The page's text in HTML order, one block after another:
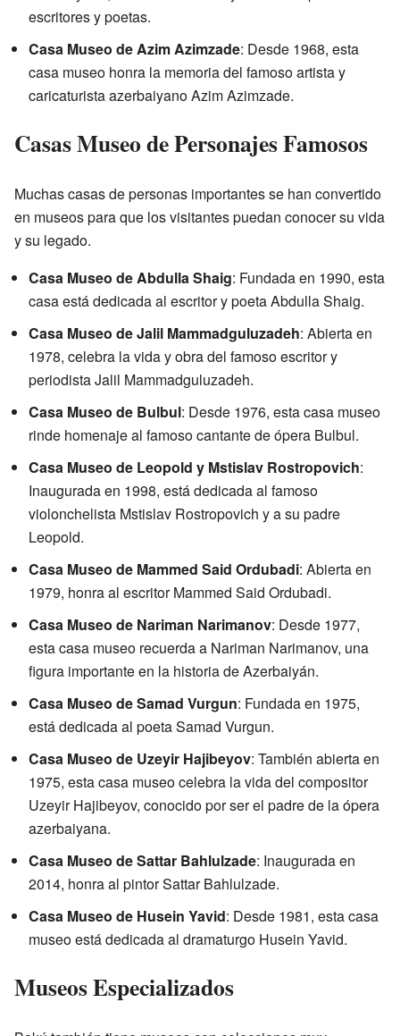
escritores y poetas.
Casa Museo de Azim Azimzade: Desde 1968, esta
casa museo honra la memoria del famoso artista y
caricaturista azerbaiyano Azim Azimzade.
Casas Museo de Personajes Famosos
Muchas casas de personas importantes se han convertido
en museos para que los visitantes puedan conocer su vida
y su legado.
Casa Museo de Abdulla Shaig: Fundada en 1990, esta
casa está dedicada al escritor y poeta Abdulla Shaig.
Casa Museo de Jalil Mammadguluzadeh: Abierta en
1978, celebra la vida y obra del famoso escritor y
periodista Jalil Mammadguluzadeh.
Casa Museo de Bulbul: Desde 1976, esta casa museo
rinde homenaje al famoso cantante de ópera Bulbul.
Casa Museo de Leopold y Mstislav Rostropovich:
Inaugurada en 1998, está dedicada al famoso
violonchelista Mstislav Rostropovich y a su padre
Leopold.
Casa Museo de Mammed Said Ordubadi: Abierta en
1979, honra al escritor Mammed Said Ordubadi.
Casa Museo de Nariman Narimanov: Desde 1977,
esta casa museo recuerda a Nariman Narimanov, una
figura importante en la historia de Azerbaiyán.
Casa Museo de Samad Vurgun: Fundada en 1975,
está dedicada al poeta Samad Vurgun.
Casa Museo de Uzeyir Hajibeyov: También abierta en
1975, esta casa museo celebra la vida del compositor
Uzeyir Hajibeyov, conocido por ser el padre de la ópera
azerbaiyana.
Casa Museo de Sattar Bahlulzade: Inaugurada en
2014, honra al pintor Sattar Bahlulzade.
Casa Museo de Husein Yavid: Desde 1981, esta casa
museo está dedicada al dramaturgo Husein Yavid.
Museos Especializados